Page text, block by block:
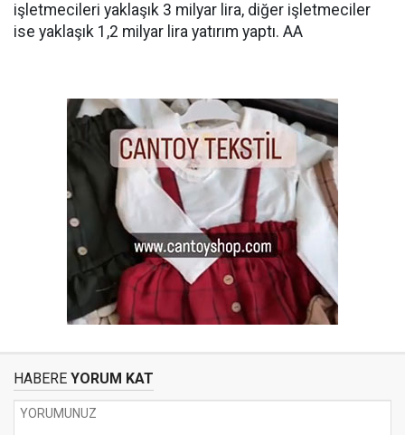
işletmecileri yaklaşık 3 milyar lira, diğer işletmeciler
ise yaklaşık 1,2 milyar lira yatırım yaptı. AA
HABERE YORUM KAT